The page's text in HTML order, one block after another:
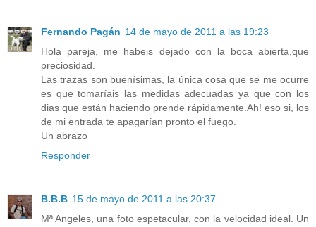
Fernando Pagán 14 de mayo de 2011 a las 19:23
Hola pareja, me habeis dejado con la boca abierta,que
preciosidad.
Las trazas son buenísimas, la única cosa que se me ocurre
es que tomaríais las medidas adecuadas ya que con los
dias que están haciendo prende rápidamente.Ah! eso si, los
de mi entrada te apagarían pronto el fuego.
Un abrazo
Responder
B.B.B 15 de mayo de 2011 a las 20:37
Mª Angeles, una foto espetacular, con la velocidad ideal. Un